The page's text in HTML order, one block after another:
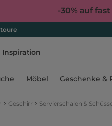
-30% auf
Inspiration
Möbel Geschenke &
› Geschirr › Servierschalen &